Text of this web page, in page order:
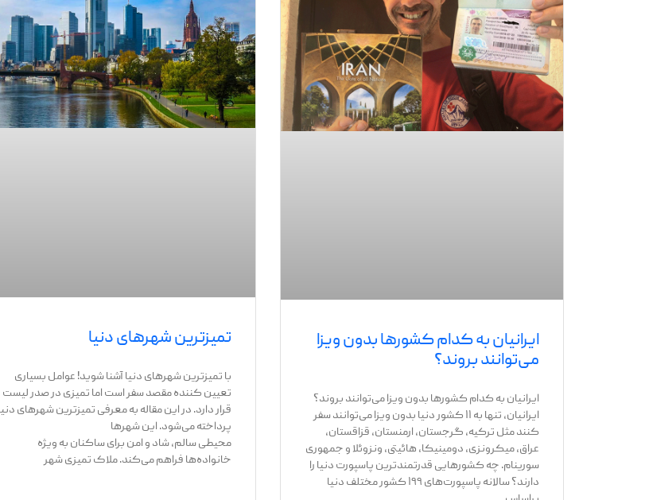
ایرانیان به کدام کشورها بدون ویزا
می‌توانند بروند؟
ایرانیان به کدام کشورها بدون ویزا می‌توانند بروند؟
ایرانیان، تنها به ۱۱ کشور دنیا بدون ویزا می‌توانند سفر
کنند مثل ترکیه، گرجستان، ارمنستان، قزاقستان،
عراق، میکرونزی، دومینیکا، هائیتی، ونزوئلا و جمهوری
سورینام. چه کشورهایی قدرتمندترین پاسپورت دنیا را
دارند؟ سالانه پاسپورت‌های ۱۹۹ کشور مختلف دنیا
تمیزترین شهرهای دنیا
با تمیزترین شهرهای دنیا آشنا شوید! عوامل بسیاری
تعیین کننده مقصد سفر است اما تمیزی در صدر لیست
قرار دارد. در این مقاله به معرفی تمیزترین شهرهای
پرداخته می‌شود. این شهرها
محیطی سالم، شاد و امن برای ساکنان به ویژه
خانواده‌ها فراهم می‌کند. ملاک تمیزی شهر